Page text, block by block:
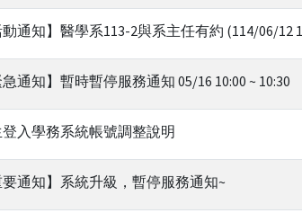
動通知】醫學系113-2與系主任有約 (114/06/12
急通知】暫時暫停服務通知 05/16 10:00 ~ 10:30
入學務系統帳號調整說明
要通知】系統升級，暫停服務通知~